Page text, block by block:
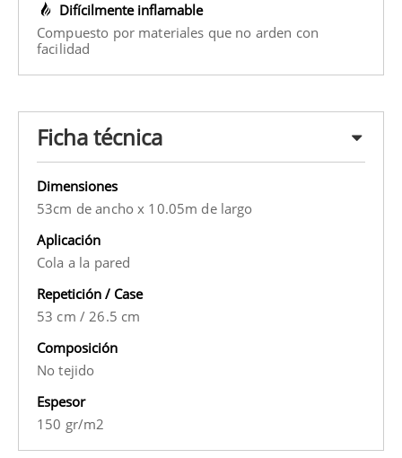
Difícilmente inflamable
Compuesto por materiales que no arden con
facilidad
Ficha técnica
Dimensiones
53cm de ancho x 10.05m de largo
Aplicación
Cola a la pared
Repetición / Case
53 cm /26.5 cm
Composición
No tejido
Espesor
150 gr/m2